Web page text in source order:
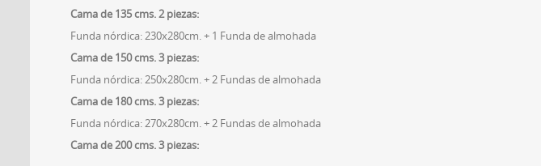
Cama de 135 cms. 2 piezas:
Funda nórdica: 230x280cm. + 1 Funda de almohada
Cama de 150 cms. 3 piezas:
Funda nórdica: 250x280cm. + 2 Fundas de almohada
Cama de 180 cms. 3 piezas:
Funda nórdica: 270x280cm. + 2 Fundas de almohada
Cama de 200 cms. 3 piezas: